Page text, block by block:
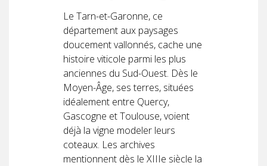
Le Tarn-et-Garonne, ce
département aux paysages
doucement vallonnés, cache une
histoire viticole parmi les plus
anciennes du Sud-Ouest. Dès le
Moyen-Âge, ses terres, situées
idéalement entre Quercy,
Gascogne et Toulouse, voient
déjà la vigne modeler leurs
coteaux. Les archives
mentionnent dès le XIIIe siècle la